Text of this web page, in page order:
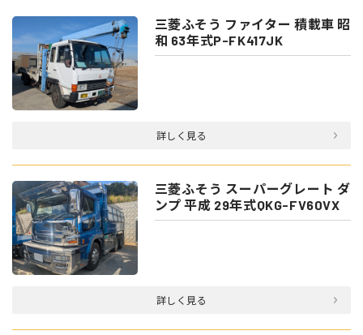
三菱ふそう ファイター 積載車 昭
和 63年式P-FK417JK
詳しく見る
三菱ふそう スーパーグレート ダ
ンプ 平成 29年式QKG-FV60VX
詳しく見る